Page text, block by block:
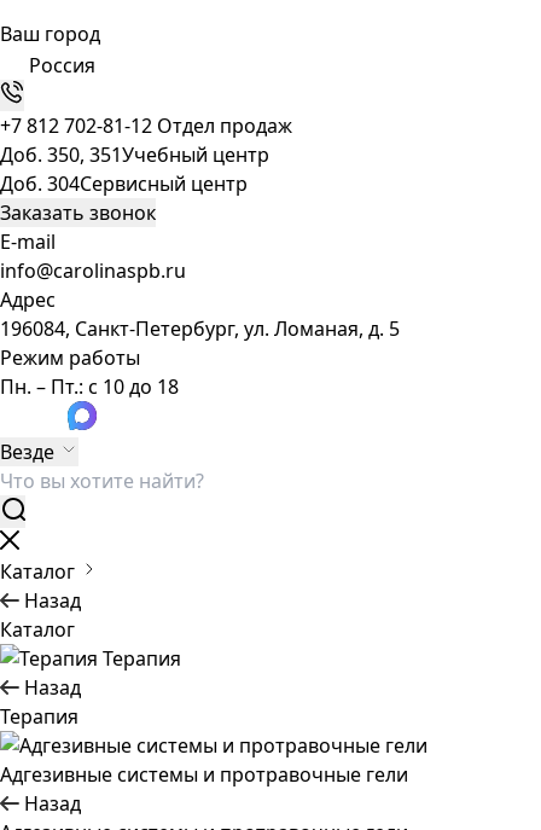
Ваш город
Россия
+7 812 702-81-12 Отдел продаж
Доб. 350, 351Учебный центр
Доб. 304Сервисный центр
Заказать звонок
E-mail
info@carolinaspb.ru
Адрес
196084, Санкт-Петербург, ул. Ломаная, д. 5
Режим работы
Пн. – Пт.: с 10 до 18
Везде
Каталог
Назад
Каталог
Терапия
Назад
Терапия
Адгезивные системы и протравочные гели
Назад